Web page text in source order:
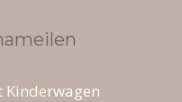
Kinderwagen